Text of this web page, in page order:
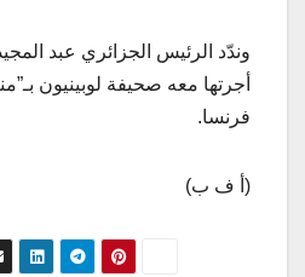
وندّد الرئيس الجزائري عبد
أجرتها معه صحيفة لوبينيون
فرنسا.
(أ ف ب)